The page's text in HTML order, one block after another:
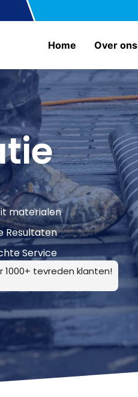
Home Over ons
materialen
Resultaten
Service
1000+ tevreden klanten!